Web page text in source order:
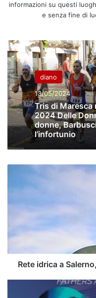
informazioni su questi
e senza fine di
diano
13/05/2024
Tris di Maresca
2024 Delle
donne,
l’infortunio
disagi
17/4/24
La
mappaRete idrica a